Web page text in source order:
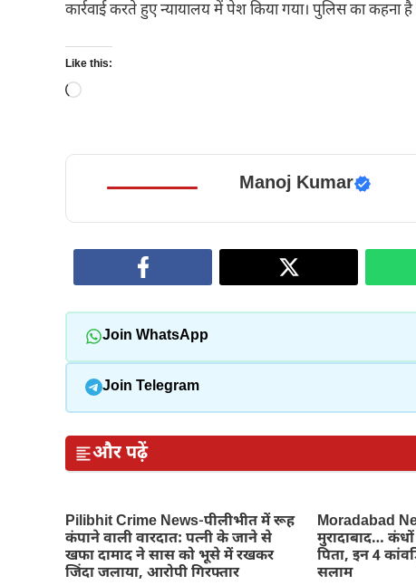
कार्रवाई करते हुए न्यायालय में पेश किया गया। पुलिस का कहना
Like this:
Loading…
Manoj Kumar
Join WhatsApp
Join Telegram
और पढ़ें
Pilibhit Crime News-पीलीभीत में रूह
कंपाने वाली वारदात: पत्नी के जाने से
खफा दामाद ने सास को भूसे में रखकर
जिंदा जलाया, आरोपी गिरफ्तार
Moradabad
मुरादाबाद…
पिता, इन 4
सलाम